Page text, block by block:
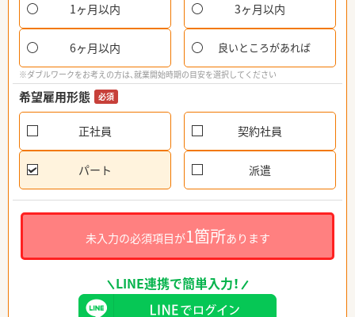
1ヶ月以内 3ヶ月以内
6ヶ月以内 良いところがあれば
※ダブルワークをお考えの方は、就業開始時期の目安を選択してください
希望雇用形態 必須
正社員 契約社員
パート 派遣
未入力の必須項目が1箇所あります
LINE連携で簡単入力！